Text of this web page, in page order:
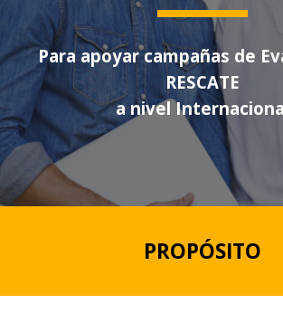
Para apoyar campañas de
RESCATE
a nivel
PROPÓSITO